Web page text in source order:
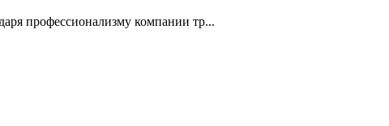
профессионализму компании тр...